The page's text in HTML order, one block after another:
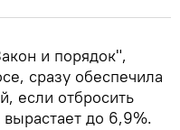
и порядок",
сразу обеспечила
если отбросить
до 6,9%.